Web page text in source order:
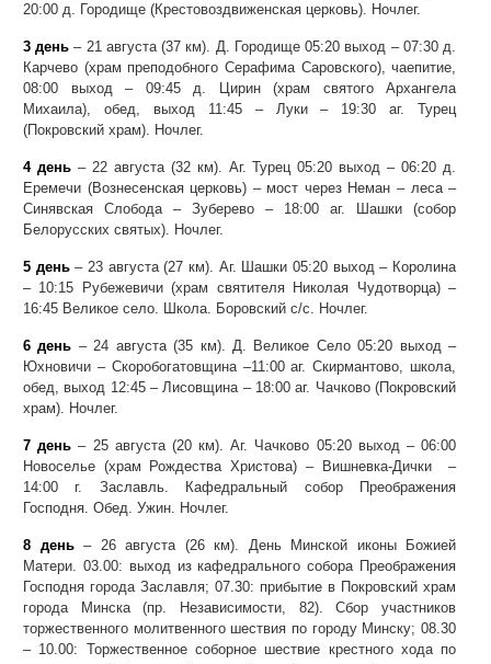
20:00 д. Городище (Крестовоздвиженская церковь). Ночлег.
3 день – 21 августа (37 км). Д. Городище 05:20 выход – 07:30 д.
Карчево (храм преподобного Серафима Саровского), чаепитие,
08:00 выход – 09:45 д. Цирин (храм святого Архангела
Михаила), обед, выход 11:45 – Луки – 19:30 аг. Турец
(Покровский храм). Ночлег.
4 день– 22 августа (32 км). Аг. Турец 05:20 выход – 06:20 д.
Еремечи (Вознесенская церковь) – мост через Неман – леса –
Синявская Слобода – Зуберево – 18:00 аг. Шашки (собор
Белорусских святых). Ночлег.
5 день– 23 августа (27 км). Аг. Шашки 05:20 выход – Королина
– 10:15 Рубежевичи (храм святителя Николая Чудотворца) –
16:45 Великое село. Школа. Боровский с/с. Ночлег.
6 день – 24 августа (35 км). Д. Великое Село 05:20 выход –
Юхновичи – Скоробогатовщина –11:00 аг. Скирмантово, школа,
обед, выход 12:45 – Лисовщина – 18:00 аг. Чачково (Покровский
храм). Ночлег.
7 день – 25 августа (20 км). Аг. Чачково 05:20 выход – 06:00
Новоселье (храм Рождества Христова) – Вишневка-Дички –
14:00 г. Заславль. Кафедральный собор Преображения
Господня. Обед. Ужин. Ночлег.
8 день– 26 августа (26 км). День Минской иконы Божией
Матери. 03.00: выход из кафедрального собора Преображения
Господня города Заславля; 07.30: прибытие в Покровский храм
города Минска (пр. Независимости, 82). Сбор участников
торжественного молитвенного шествия по городу Минску; 08.30
– 10.00: Торжественное соборное шествие крестного хода по